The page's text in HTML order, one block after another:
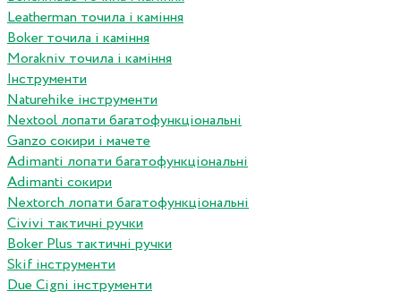
Leatherman точила і каміння
Boker точила і каміння
Morakniv точила і каміння
Інструменти
Naturehike інструменти
Nextool лопати багатофункціональні
Ganzo сокири і мачете
Adimanti лопати багатофункціональні
Adimanti сокири
Nextorch лопати багатофункціональні
Сivivi тактичні ручки
Boker Plus тактичні ручки
Skif інструменти
Due Cigni інструменти